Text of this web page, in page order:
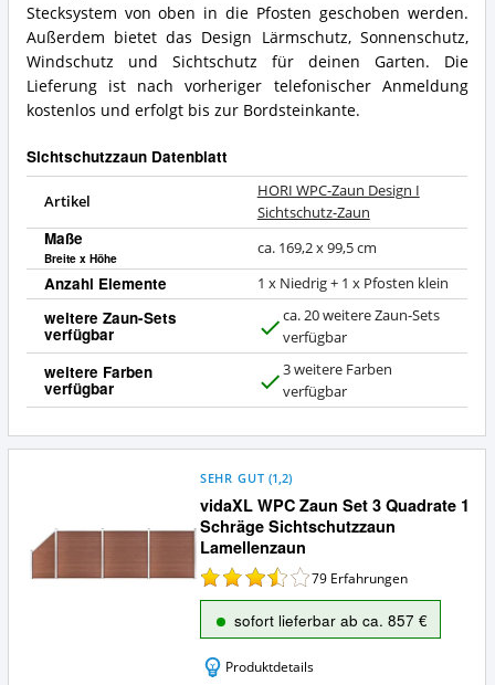
Stecksystem von oben in die Pfosten geschoben werden.
Außerdem bietet das Design Lärmschutz, Sonnenschutz,
Windschutz und Sichtschutz für deinen Garten. Die
Lieferung ist nach vorheriger telefonischer Anmeldung
kostenlos und erfolgt bis zur Bordsteinkante.
Sichtschutzzaun Datenblatt
Artikel
HORI WPC-Zaun Design I
Sichtschutz-Zaun
Maße
Breite x Höhe
ca. 169,2 x 99,5 cm
Anzahl Elemente 1 x Niedrig + 1 x Pfosten klein
weitere Zaun-Sets
verfügbar
a
ca. 20 weitere Zaun-Sets
verfügbar
weitere Farben
verfügbar
a
3 weitere Farben
verfügbar
vidaXL WPC Zaun Set 3 Quadrate 1
Schräge Sichtschutzzaun
Lamellenzaun
SEHR GUT (1,2)
79 Erfahrungen
sofort lieferbar ab ca. 857 €
Produktdetails